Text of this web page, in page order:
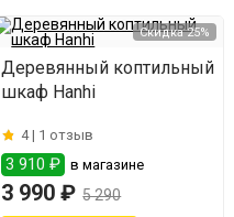
Скидка 25%
Деревянный коптильный
шкаф Hanhi
4 | 1 отзыв
3 910 ₽ в магазине
3 990 ₽ 5 290